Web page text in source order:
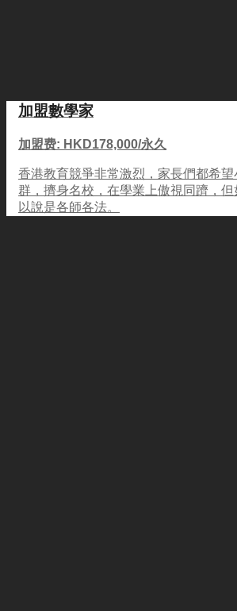
加盟數學家
加盟费: HKD178,000/永久
香港教育競爭非常激烈，家長們都希
群，擠身名校，在學業上傲視同躋，
以說是各師各法。